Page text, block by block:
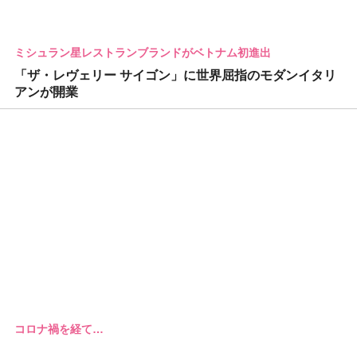
ミシュラン星レストランブランドがベトナム初進出
「ザ・レヴェリー サイゴン」に世界屈指のモダンイタリ
アンが開業
コロナ禍を経て…